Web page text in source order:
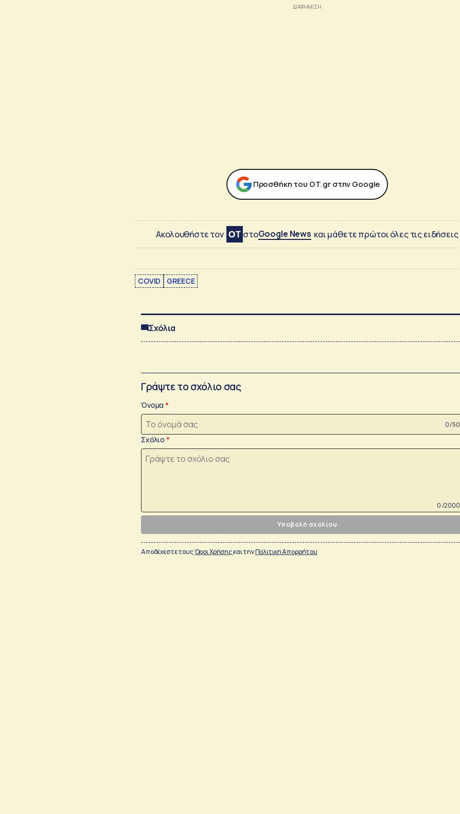
Προσθήκη του ΟΤ.gr στην Google
Ακολουθήστε τον στοGoogle News και μάθετε πρώτοι όλες τις ειδήσεις
COVID GREECE
Σχόλια
Γράψτε το σχόλιο σας
Όνομα
0 /50
Σχόλιο
0 /2000
Υποβολή σχολίου
Αποδέχεστε τουςΌροι Χρήσηςκαι τηνΠολιτικη Απορρήτου